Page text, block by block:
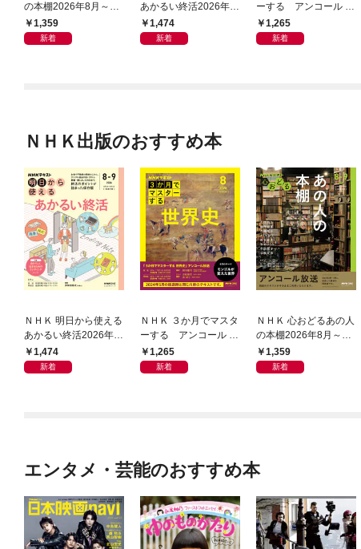
の本棚2026年8月～9
月1,359
新着
あかるい終活2026年8
月～9月
1,474
新着
ーする アンコール 世
界史2026年8月
1,265
新着
ＮＨＫ出版のおすすめ本
ＮＨＫ 明日から使える
あかるい終活2026年8
月～9月
1,474
新着
ＮＨＫ ３か月でマスタ
ーする アンコール 世
界史2026年8月
1,265
新着
ＮＨＫ 心おどるあの人
の本棚2026年8月～9
月1,359
新着
エンタメ・芸能のおすすめ本